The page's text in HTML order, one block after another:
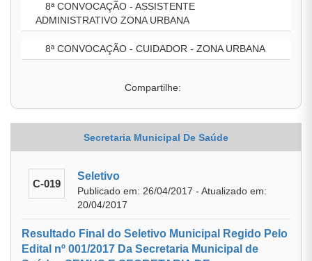
8ª CONVOCAÇÃO - ASSISTENTE
ADMINISTRATIVO ZONA URBANA
8ª CONVOCAÇÃO - CUIDADOR - ZONA URBANA
Compartilhe:
Secretaria Municipal De Saúde
C-019
Seletivo
Publicado em: 26/04/2017 - Atualizado em:
20/04/2017
Resultado Final do Seletivo Municipal Regido Pelo
Edital nº 001/2017 Da Secretaria Municipal de